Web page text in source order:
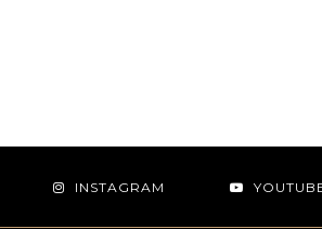
INSTAGRAM